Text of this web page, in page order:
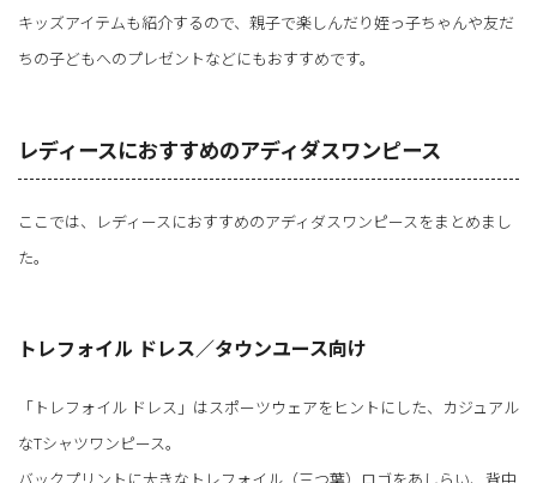
キッズアイテムも紹介するので、親子で楽しんだり姪っ子ちゃんや友だ
ちの子どもへのプレゼントなどにもおすすめです。
レディースにおすすめのアディダスワンピース
ここでは、レディースにおすすめのアディダスワンピースをまとめまし
た。
トレフォイル ドレス／タウンユース向け
「トレフォイル ドレス」はスポーツウェアをヒントにした、カジュアル
なTシャツワンピース。